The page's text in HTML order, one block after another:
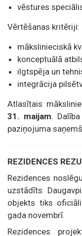
vēstures
Vērtēšanas kritēriji:
mākslinieciskā
konceptuālā
ilgtspēja un
integrācija
Atlasītais
31. maijam.
paziņojuma
REZIDENCES
Rezidences
uzstādīts
objekts tiks
gada novembrī.
Rezidences